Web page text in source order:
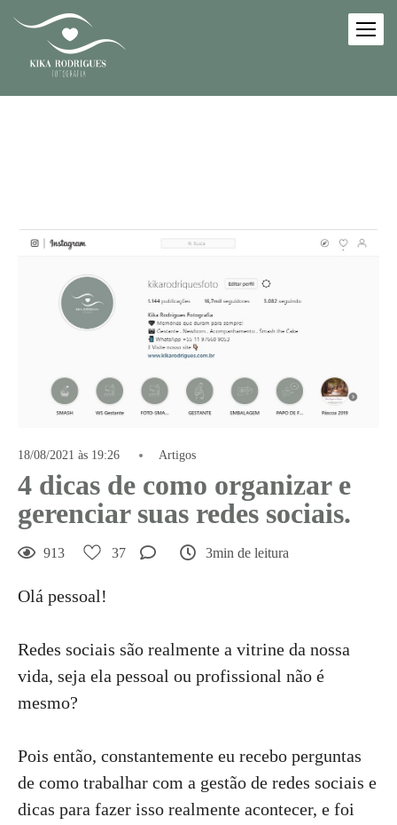
18/08/2021 às 19:26 Artigos
4 dicas de como organizar e
gerenciar suas redes sociais.
913 37 3min de leitura
Olá pessoal!
Redes sociais são realmente a vitrine da nossa
vida, seja ela pessoal ou profissional não é
mesmo?
Pois então, constantemente eu recebo perguntas
de como trabalhar com a gestão de redes sociais e
dicas para fazer isso realmente acontecer, e foi